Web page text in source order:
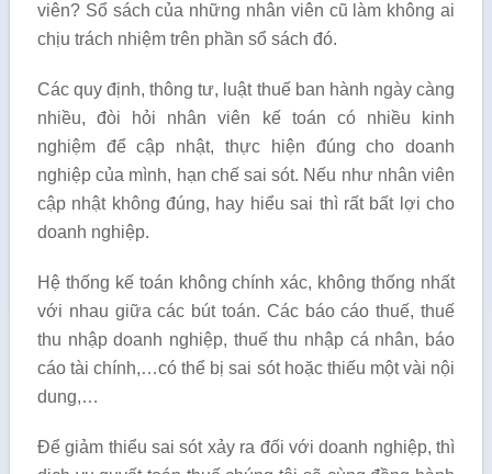
viên? Sổ sách của những nhân viên cũ làm không ai
chịu trách nhiệm trên phần sổ sách đó.
Các quy định, thông tư, luật thuế ban hành ngày càng
nhiều, đòi hỏi nhân viên kế toán có nhiều kinh
nghiệm để cập nhật, thực hiện đúng cho doanh
nghiệp của mình, hạn chế sai sót. Nếu như nhân viên
cập nhật không đúng, hay hiểu sai thì rất bất lợi cho
doanh nghiệp.
Hệ thống kế toán không chính xác, không thống nhất
với nhau giữa các bút toán. Các báo cáo thuế, thuế
thu nhập doanh nghiệp, thuế thu nhập cá nhân, báo
cáo tài chính,…có thể bị sai sót hoặc thiếu một vài nội
dung,…
Để giảm thiểu sai sót xảy ra đối với doanh nghiệp, thì